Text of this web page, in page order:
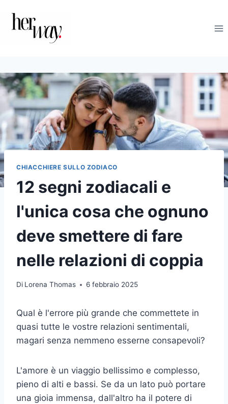
contenuto
CHIACCHIERE SULLO ZODIACO
12 segni zodiacali e
l'unica cosa che ognuno
deve smettere di fare
nelle relazioni di coppia
Di Lorena Thomas 6 febbraio 2025
Qual è l'errore più grande che commettete in
quasi tutte le vostre relazioni sentimentali,
magari senza nemmeno esserne consapevoli?
L'amore è un viaggio bellissimo e complesso,
pieno di alti e bassi. Se da un lato può portare
una gioia immensa, dall'altro ha il potere di